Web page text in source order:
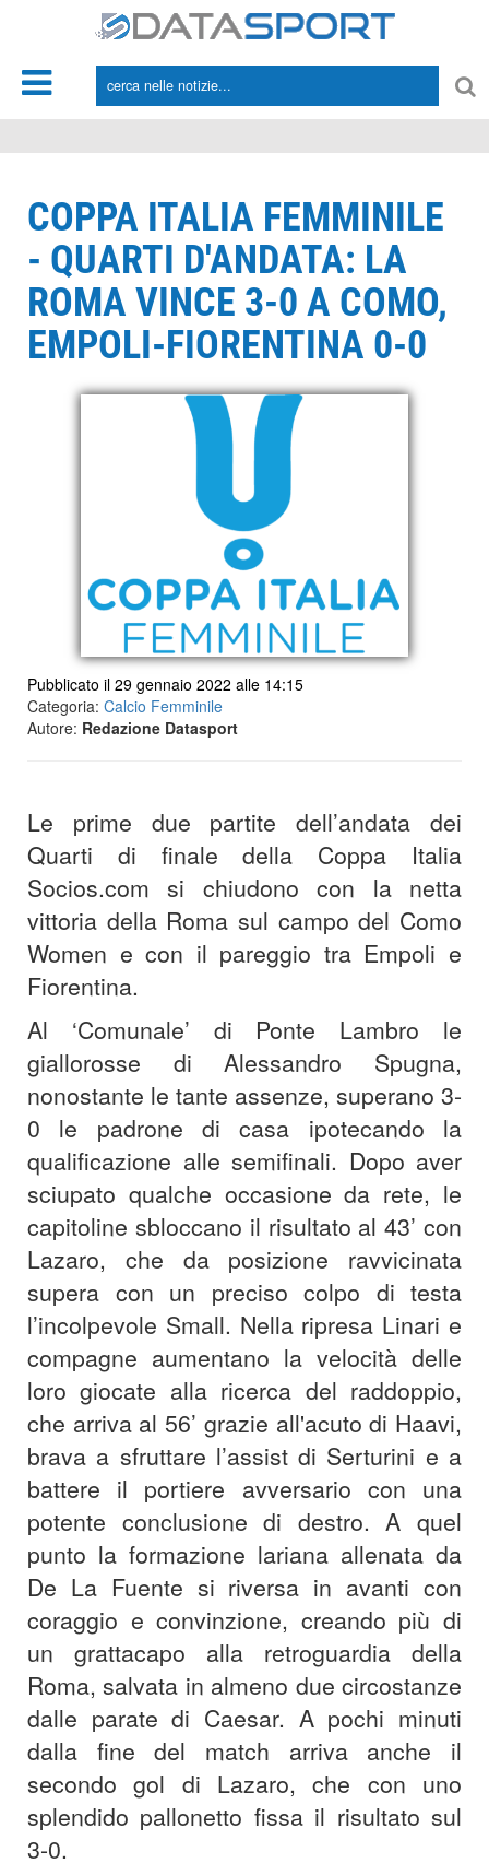
COPPA ITALIA FEMMINILE
- QUARTI D'ANDATA: LA
ROMA VINCE 3-0 A COMO,
EMPOLI-FIORENTINA 0-0
Pubblicato il 29 gennaio 2022 alle 14:15
Categoria: Calcio Femminile
Autore: Redazione Datasport
Le prime due partite dell’andata dei
Quarti di finale della Coppa Italia
Socios.com si chiudono con la netta
vittoria della Roma sul campo del Como
Women e con il pareggio tra Empoli e
Fiorentina.
Al ‘Comunale’ di Ponte Lambro le
giallorosse di Alessandro Spugna,
nonostante le tante assenze, superano 3-
0 le padrone di casa ipotecando la
qualificazione alle semifinali. Dopo aver
sciupato qualche occasione da rete, le
capitoline sbloccano il risultato al 43’ con
Lazaro, che da posizione ravvicinata
supera con un preciso colpo di testa
l’incolpevole Small. Nella ripresa Linari e
compagne aumentano la velocità delle
loro giocate alla ricerca del raddoppio,
che arriva al 56’ grazie all'acuto di Haavi,
brava a sfruttare l’assist di Serturini e a
battere il portiere avversario con una
potente conclusione di destro. A quel
punto la formazione lariana allenata da
De La Fuente si riversa in avanti con
coraggio e convinzione, creando più di
un grattacapo alla retroguardia della
Roma, salvata in almeno due circostanze
dalle parate di Caesar. A pochi minuti
dalla fine del match arriva anche il
secondo gol di Lazaro, che con uno
splendido pallonetto fissa il risultato sul
3-0.